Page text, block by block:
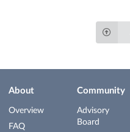
About
Overview
FAQ
Community
Advisory
Board